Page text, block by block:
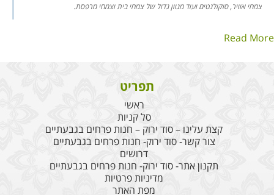
צמחי אוויר, סוקולנטים ועוד מגוון גדול של צמחי בית וצמחי מרפסת.
Read More
תפריט
ראשי
סל קניות
קצת עלינו – סוד ירוק – חנות פרחים בגבעתיים
צור קשר- סוד ירוק- חנות פרחים בגבעתיים
דרושים
תקנון אתר- סוד ירוק- חנות פרחים בגבעתיים
מדיניות פרטיות
מפת האתר